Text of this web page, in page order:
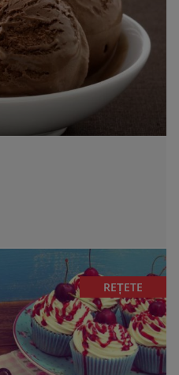
REȚETE